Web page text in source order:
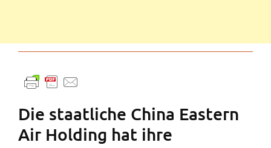
Die staatliche China Eastern
Air Holding hat ihre